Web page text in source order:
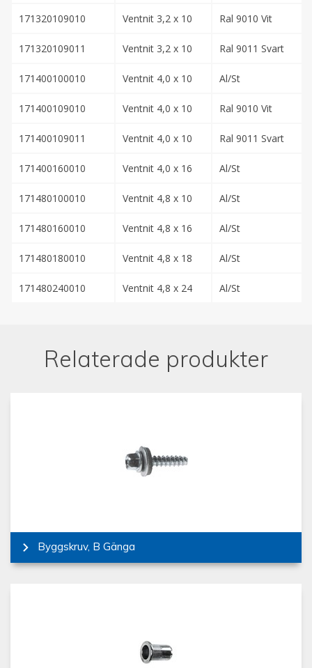
171320109010 Ventnit 3,2 x 10 Ral 9010 Vit
171320109011 Ventnit 3,2 x 10 Ral 9011 Svart
171400100010 Ventnit 4,0 x 10 Al/St
171400109010 Ventnit 4,0 x 10 Ral 9010 Vit
171400109011 Ventnit 4,0 x 10 Ral 9011 Svart
171400160010 Ventnit 4,0 x 16 Al/St
171480100010 Ventnit 4,8 x 10 Al/St
171480160010 Ventnit 4,8 x 16 Al/St
171480180010 Ventnit 4,8 x 18 Al/St
171480240010 Ventnit 4,8 x 24 Al/St
Relaterade produkter
Byggskruv, B Gänga